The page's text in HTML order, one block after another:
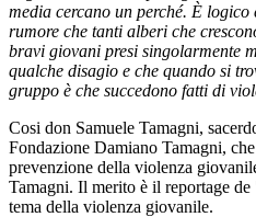
media cercano un perché. È
rumore che tanti alberi che
bravi giovani presi singolarmente
qualche disagio e che quando si
gruppo è che succedono fatti di
Cosi don Samuele Tamagni,
Fondazione Damiano Tamagni,
prevenzione della violenza
Tamagni. Il merito è il reportage
tema della violenza giovanile.